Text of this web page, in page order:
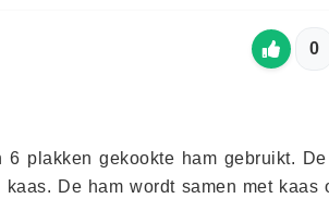
0
6 plakken gekookte ham gebruikt.
De ham wordt samen met kaas